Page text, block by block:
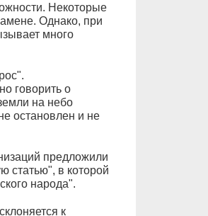
Некоторые
Однако, при
много
говорить о
на небо
остановлен и не
предложили
статью", в которой
народа".
к